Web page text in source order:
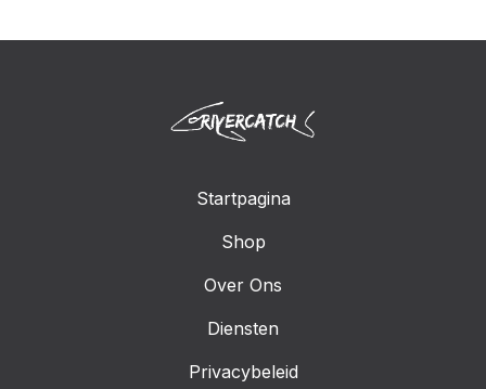
Startpagina
Shop
Over Ons
Diensten
Privacybeleid